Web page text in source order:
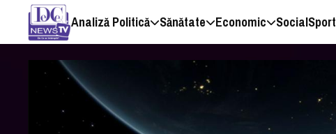
Analiză Politică Sănătate Economic SocialSport